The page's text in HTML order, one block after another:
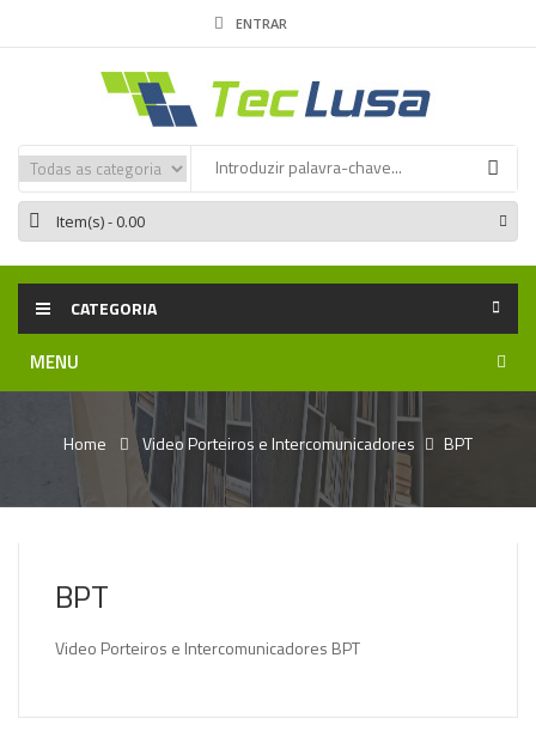
ENTRAR
Item(s)- 0.00
CATEGORIA
MENU
Home Video Porteiros e Intercomunicadores BPT
BPT
Video Porteiros e Intercomunicadores BPT